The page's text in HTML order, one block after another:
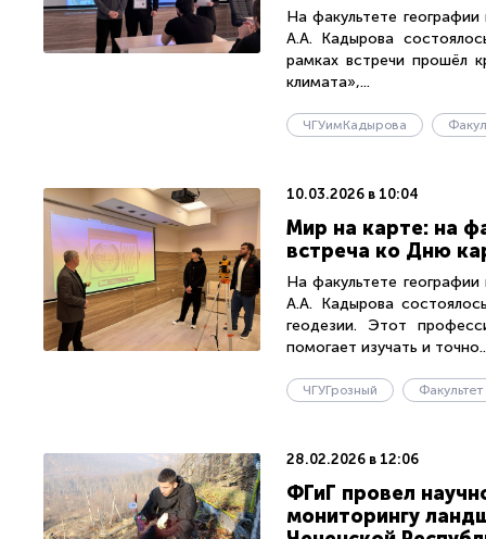
На факультете географии
А.А. Кадырова
рамках встречи прошёл
климата»,...
ЧГУимКадырова
10.03.2026 в 10:04
Мир на карте: на
встреча ко Дню
На факультете географии
А.А. Кадырова
геодезии. Этот
помогает изучать и
ЧГУГрозный
28.02.2026 в 12:06
ФГиГ провел
мониторингу